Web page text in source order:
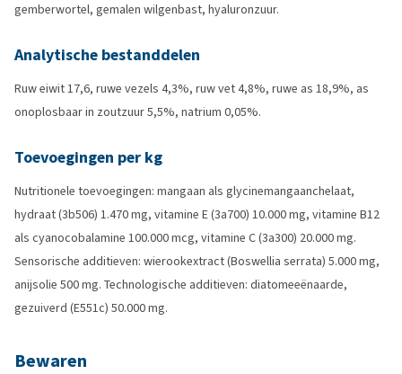
gemberwortel, gemalen wilgenbast, hyaluronzuur.
Analytische bestanddelen
Ruw eiwit 17,6, ruwe vezels 4,3%, ruw vet 4,8%, ruwe as 18,9%, as
onoplosbaar in zoutzuur 5,5%, natrium 0,05%.
Toevoegingen per kg
Nutritionele toevoegingen: mangaan als glycinemangaanchelaat,
hydraat (3b506) 1.470 mg, vitamine E (3a700) 10.000 mg, vitamine B12
als cyanocobalamine 100.000 mcg, vitamine C (3a300) 20.000 mg.
Sensorische additieven: wierookextract (Boswellia serrata) 5.000 mg,
anijsolie 500 mg. Technologische additieven: diatomeeënaarde,
gezuiverd (E551c) 50.000 mg.
Bewaren